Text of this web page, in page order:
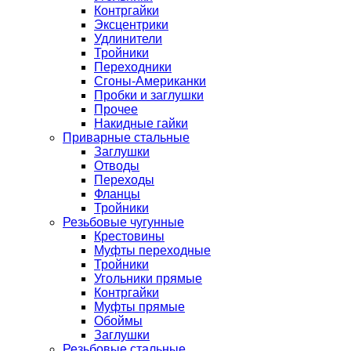
Контргайки
Эксцентрики
Удлинители
Тройники
Переходники
Сгоны-Американки
Пробки и заглушки
Прочее
Накидные гайки
Приварные стальные
Заглушки
Отводы
Переходы
Фланцы
Тройники
Резьбовые чугунные
Крестовины
Муфты переходные
Тройники
Угольники прямые
Контргайки
Муфты прямые
Обоймы
Заглушки